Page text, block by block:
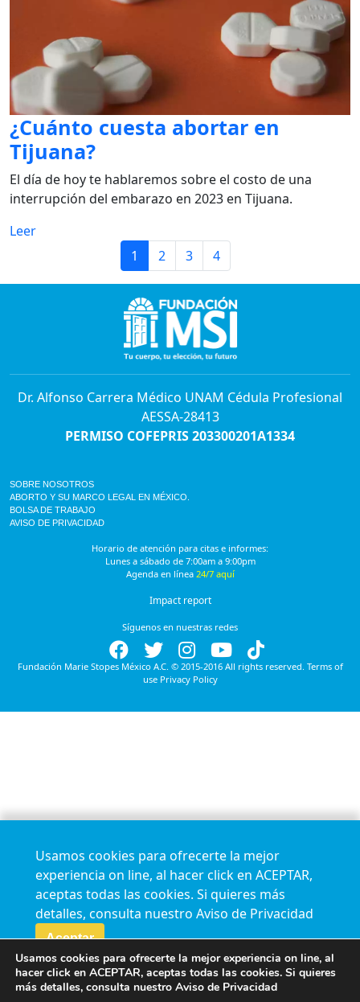
¿Cuánto cuesta abortar en
Tijuana?
El día de hoy te hablaremos sobre el costo de una
interrupción del embarazo en 2023 en Tijuana.
Leer
1
2 3 4
Dr. Alfonso Carrera Médico UNAM Cédula Profesional
AESSA-28413
PERMISO COFEPRIS 203300201A1334
SOBRE NOSOTROS
ABORTO Y SU MARCO LEGAL EN MÉXICO.
BOLSA DE TRABAJO
AVISO DE PRIVACIDAD
Horario de atención para citas e informes:
Lunes a sábado de 7:00am a 9:00pm
Agenda en línea 24/7 aquí
Impact report
Síguenos en nuestras redes
Fundación Marie Stopes México A.C. © 2015-2016 All rights reserved. Terms of
use Privacy Policy
Usamos cookies para ofrecerte la mejor
experiencia on line, al hacer click en ACEPTAR,
aceptas todas las cookies. Si quieres más
detalles, consulta nuestro Aviso de Privacidad
Aceptar
Usamos cookies para ofrecerte la mejor experiencia on line, al
hacer click en ACEPTAR, aceptas todas las cookies. Si quieres
más detalles, consulta nuestro Aviso de Privacidad